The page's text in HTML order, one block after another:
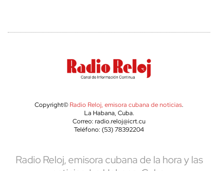
Copyright© Radio Reloj, emisora cubana de noticias.
La Habana, Cuba.
Correo: radio.reloj@icrt.cu
Teléfono: (53) 78392204
Radio Reloj, emisora cubana de la hora y las